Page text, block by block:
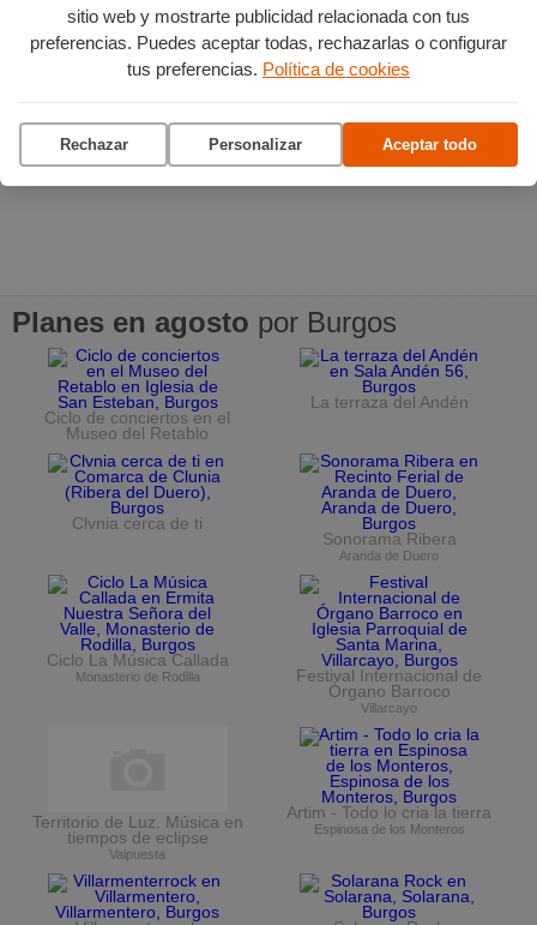
sitio web y mostrarte publicidad relacionada con tus
preferencias. Puedes aceptar todas, rechazarlas o configurar
tus preferencias. Política de cookies
Rechazar Personalizar Aceptar todo
Planes en agosto por Burgos
Ciclo de conciertos en el
Museo del Retablo
La terraza del Andén
Clvnia cerca de ti
Sonorama Ribera
Aranda de Duero
Ciclo La Música Callada
Monasterio de Rodilla
Festival Internacional de
Órgano Barroco
Villarcayo
Territorio de Luz. Música en
tiempos de eclipse
Valpuesta
Artim - Todo lo cria la tierra
Espinosa de los Monteros